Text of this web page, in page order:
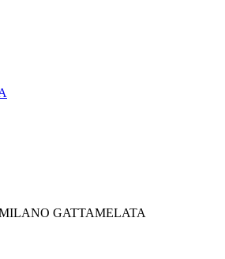
GATTAMELATA